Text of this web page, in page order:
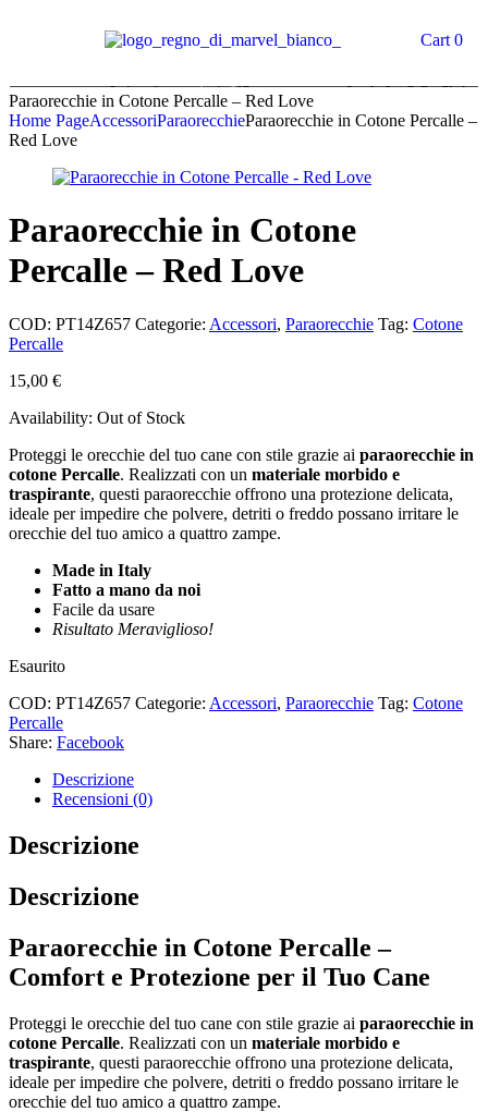
Cart 0
Paraorecchie in Cotone Percalle – Red Love
Home PageAccessoriParaorecchieParaorecchie in Cotone Percalle –
Red Love
Paraorecchie in Cotone
Percalle – Red Love
COD: PT14Z657 Categorie: Accessori, Paraorecchie Tag: Cotone
Percalle
15,00 €
Availability: Out of Stock
Proteggi le orecchie del tuo cane con stile grazie ai paraorecchie in
cotone Percalle. Realizzati con un materiale morbido e
traspirante, questi paraorecchie offrono una protezione delicata,
ideale per impedire che polvere, detriti o freddo possano irritare le
orecchie del tuo amico a quattro zampe.
Made in Italy
Fatto a mano da noi
Facile da usare
Risultato Meraviglioso!
Esaurito
COD: PT14Z657 Categorie: Accessori, Paraorecchie Tag: Cotone
Percalle
Share: Facebook
Descrizione
Recensioni (0)
Descrizione
Descrizione
Paraorecchie in Cotone Percalle –
Comfort e Protezione per il Tuo Cane
Proteggi le orecchie del tuo cane con stile grazie ai paraorecchie in
cotone Percalle. Realizzati con un materiale morbido e
traspirante, questi paraorecchie offrono una protezione delicata,
ideale per impedire che polvere, detriti o freddo possano irritare le
orecchie del tuo amico a quattro zampe.